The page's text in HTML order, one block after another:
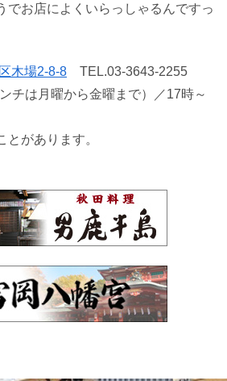
でお店によくいらっしゃるんですっ
木場2-8-8 TEL.03-3643-2255
チは月曜から金曜まで）／17時～
があります。